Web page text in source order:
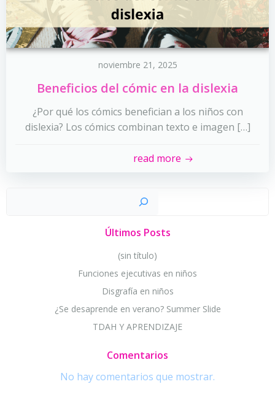
noviembre 21, 2025
Beneficios del cómic en la dislexia
¿Por qué los cómics benefician a los niños con
dislexia? Los cómics combinan texto e imagen […]
read more
Últimos Posts
(sin título)
Funciones ejecutivas en niños
Disgrafía en niños
¿Se desaprende en verano? Summer Slide
TDAH Y APRENDIZAJE
Comentarios
No hay comentarios que mostrar.